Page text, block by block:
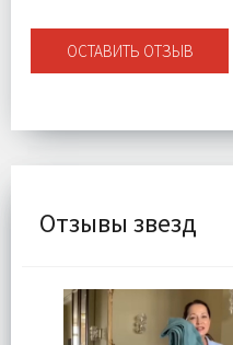
ОСТАВИТЬ ОТЗЫВ
Отзывы звезд